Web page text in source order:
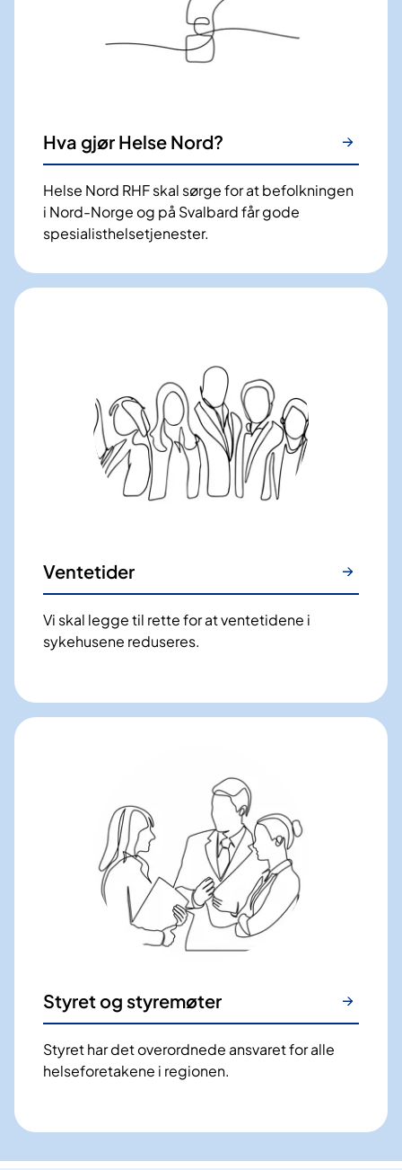
Hva gjør Helse Nord?
Helse Nord RHF skal sørge for at befolkningen
i Nord-Norge og på Svalbard får gode
spesialisthelsetjenester.
Ventetider
Vi skal legge til rette for at ventetidene i
sykehusene reduseres.
Styret og styremøter
Styret har det overordnede ansvaret for alle
helseforetakene i regionen.